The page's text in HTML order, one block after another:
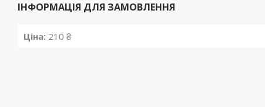
ІНФОРМАЦІЯ ДЛЯ ЗАМОВЛЕННЯ
Ціна: 210 ₴